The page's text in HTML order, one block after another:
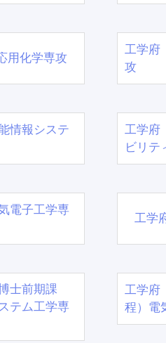
化学専攻
工学府
攻
情報システ
工学府
ビリテ
電子工学専
工学
士前期課
テム工学専
工学
程）電